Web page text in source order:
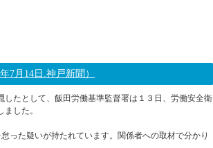
月14日.神戸新聞）
たとして、飯田労働基準監督署は１３日、労働安全衛
した。
った疑いが持たれています。関係者への取材で分かり